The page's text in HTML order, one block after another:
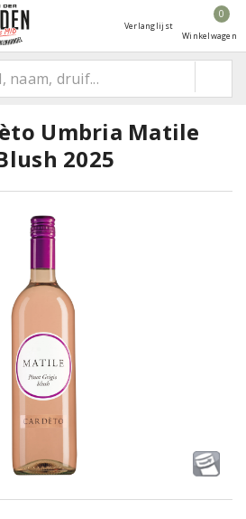
Verlanglijst
0
Winkelwagen
Umbria Matile
2025